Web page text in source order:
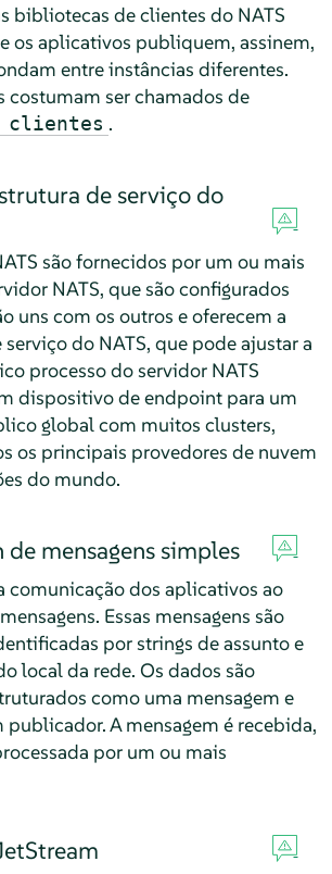
bibliotecas de clientes do NATS
os aplicativos publiquem, assinem,
entre instâncias diferentes.
costumam ser chamados de
clientes .
de serviço do
são fornecidos por um ou mais
NATS, que são configurados
uns com os outros e oferecem a
do NATS, que pode ajustar a
processo do servidor NATS
dispositivo de endpoint para um
global com muitos clusters,
os principais provedores de nuvem
do mundo.
de mensagens simples
comunicação dos aplicativos ao
Essas mensagens são
por strings de assunto e
local da rede. Os dados são
como uma mensagem e
A mensagem é recebida,
por um ou mais